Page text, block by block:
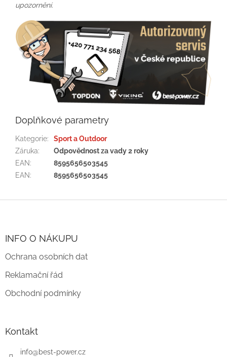
upozornění.
Doplňkové parametry
Kategorie:
Sport a Outdoor
Záruka:
Odpovědnost za vady 2 roky
EAN:
8595656503545
EAN: 8595656503545
INFO O NÁKUPU
Ochrana osobních dat
Reklamační řád
Obchodní podmínky
Kontakt
info@best-power.cz